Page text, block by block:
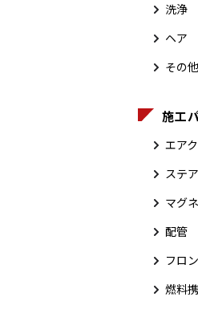
洗浄
ヘア
その他
施工
エア
ステ
マグ
配管
フロ
燃料